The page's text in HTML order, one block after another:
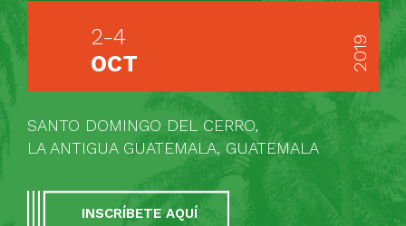
2-4
OCT
2019
SANTO DOMINGO DEL CERRO,
LA ANTIGUA GUATEMALA, GUATEMALA
INSCRÍBETE AQUÍ